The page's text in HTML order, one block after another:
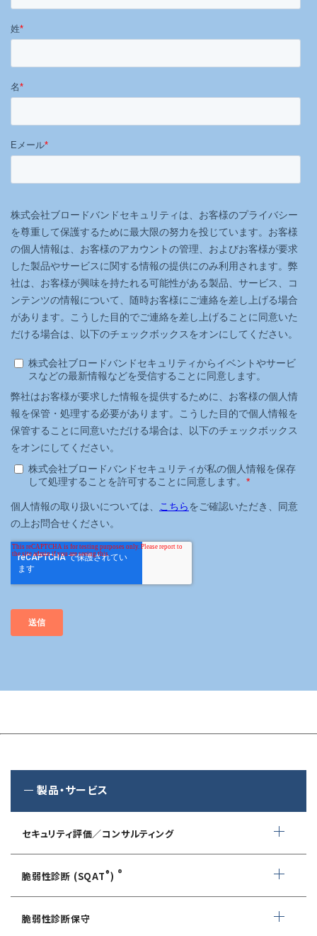
製品・サービス
セキュリティ評価／コンサルティング
情報セキュリティ・アドバイザリ
AIサービス提供者・利用者向け
サイバーセキュリティ対策支援
脆弱性診断 (SQAT®) ®
WEBアプリケーション脆弱性診断
脆弱性診断保守